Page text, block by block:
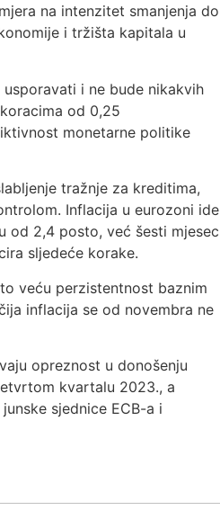
na intenzitet smanjenja do
i tržišta kapitala u
i ne bude nikakvih
od 0,25
monetarne politike
tražnje za kreditima,
Inflacija u eurozoni ide
od 2,4 posto, već šesti mjesec
sljedeće korake.
veću perzistentnost baznim
inflacija se od novembra ne
opreznost u donošenju
kvartalu 2023., a
sjednice ECB-a i